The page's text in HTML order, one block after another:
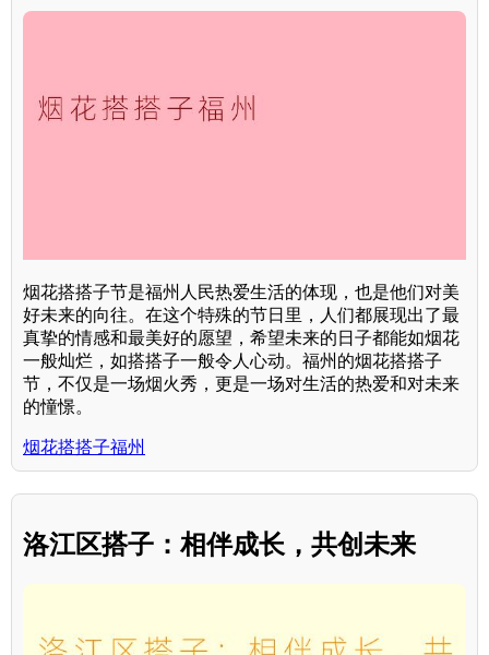
烟花搭搭子节是福州人民热爱生活的体现，也是他们对美
好未来的向往。在这个特殊的节日里，人们都展现出了最
真挚的情感和最美好的愿望，希望未来的日子都能如烟花
一般灿烂，如搭搭子一般令人心动。福州的烟花搭搭子
节，不仅是一场烟火秀，更是一场对生活的热爱和对未来
的憧憬。
烟花搭搭子福州
洛江区搭子：相伴成长，共创未来